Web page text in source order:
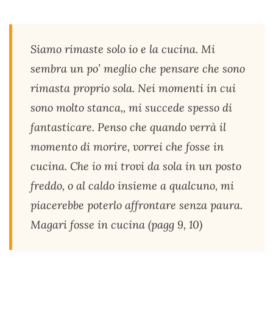
Siamo rimaste solo io e la cucina. Mi
sembra un po’ meglio che pensare che sono
rimasta proprio sola. Nei momenti in cui
sono molto stanca,, mi succede spesso di
fantasticare. Penso che quando verrà il
momento di morire, vorrei che fosse in
cucina. Che io mi trovi da sola in un posto
freddo, o al caldo insieme a qualcuno, mi
piacerebbe poterlo affrontare senza paura.
Magari fosse in cucina (pagg 9, 10)